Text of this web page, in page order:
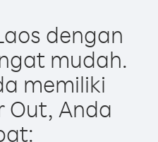
dengan
mudah.
memiliki
Out, Anda